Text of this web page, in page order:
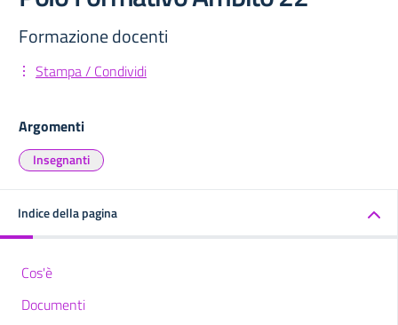
Formazione docenti
Stampa / Condividi
Argomenti
Insegnanti
Indice della pagina
Cos'è
Documenti